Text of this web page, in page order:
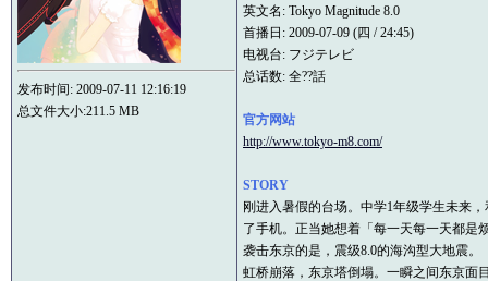
发布时间: 2009-07-11 12:16:19
总文件大小:211.5 MB
英文名: Tokyo Magnitude 8.0
首播日: 2009-07-09 (四 / 24:45)
电视台: フジテレビ
总话数: 全??話
官方网站
http://www.tokyo-m8.com/
STORY
刚进入暑假的台场。中学1年级学生未来
了手机。正当她想着「每一天每一天都
袭击东京的是，震级8.0的海沟型大地震。
虹桥崩落，东京塔倒塌。一瞬之间东京面